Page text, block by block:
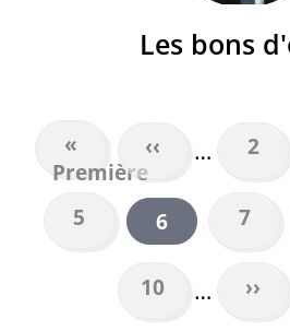
Les bons
PAGINATION
Première
page
«
Première
Page
précédente
‹‹ … Page
2
Page
5
Page
courante
6 Page
7
Page
10 …
Page
››